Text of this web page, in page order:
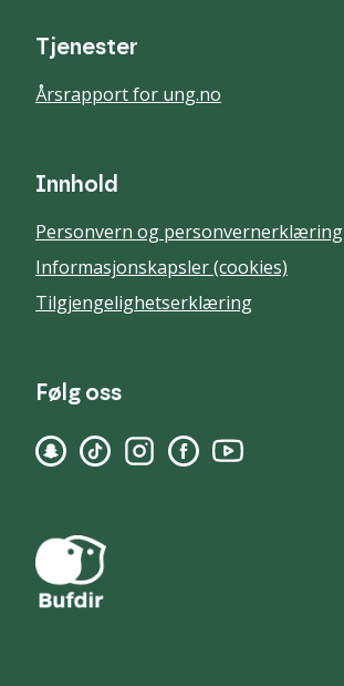
Tjenester
Årsrapport for ung.no
Innhold
Personvern og personvernerklæring
Informasjonskapsler (cookies)
Tilgjengelighetserklæring
Følg oss